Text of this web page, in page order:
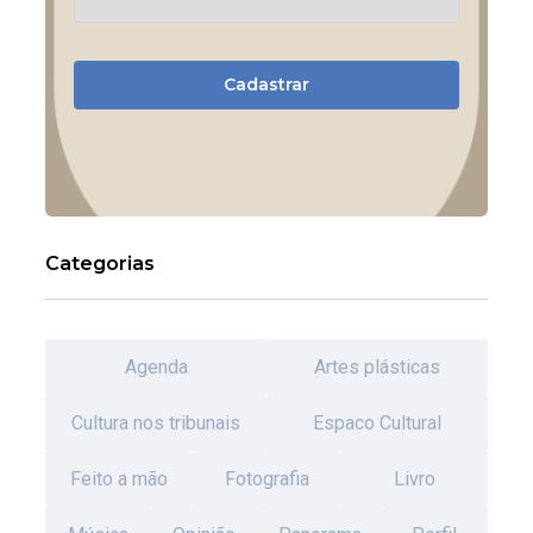
Cadastrar
Categorias
Agenda Artes plásticas
Cultura nos tribunais Espaco Cultural
Feito a mão Fotografia Livro